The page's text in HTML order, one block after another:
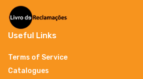
Useful Links
Terms of Service
Catalogues